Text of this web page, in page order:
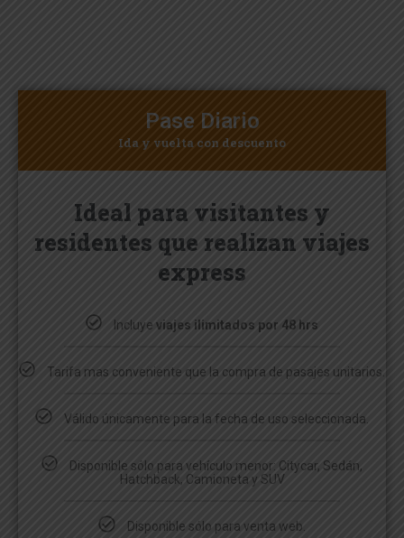
Pase Diario
Ida y vuelta con descuento
Ideal para visitantes y
residentes que realizan viajes
express
Incluyeviajes ilimitados por 48 hrs
Tarifa mas conveniente que la compra de pasajes unitarios.
Válido únicamente para la fecha de uso seleccionada.
Disponible sólo para vehículo menor: Citycar, Sedán,
Hatchback, Camioneta y SUV
Disponible sólo para venta web.